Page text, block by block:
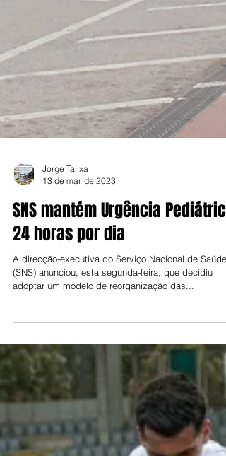
Jorge Talixa
13 de mar. de 2023
SNS mantém Urgência Pediátrica
24 horas por dia
A direcção-executiva do Serviço Nacional de Saúde
adoptar um modelo de reorganização das...